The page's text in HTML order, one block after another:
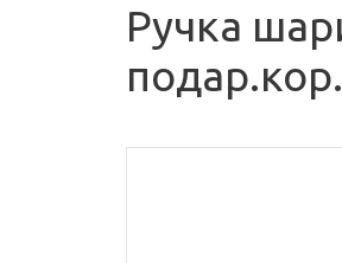
Ручка
подар.кор.